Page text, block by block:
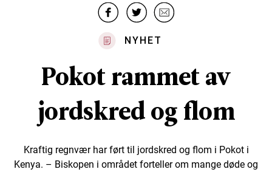
NYHET
Pokot rammet av
jordskred og flom
Kraftig regnvær har ført til jordskred og flom i Pokot i
Kenya. – Biskopen i området forteller om mange døde og